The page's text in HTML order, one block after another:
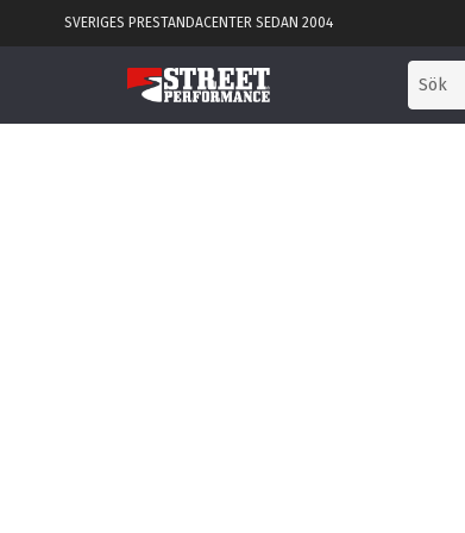
SVERIGES PRESTANDACENTER SEDAN 2004